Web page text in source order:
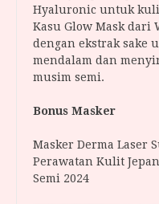
Hyaluronic untuk
Kasu Glow Mask dari
dengan ekstrak sake
mendalam dan
musim semi.
Bonus Masker
Masker Derma Laser
Perawatan Kulit
Semi 2024